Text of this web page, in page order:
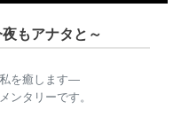
もアナタと～
を癒します―
ンタリーです。